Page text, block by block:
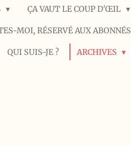
ÇA VAUT LE COUP D'ŒIL
MOI, RÉSERVÉ AUX ABONNÉS
QUI SUIS-JE ? ARCHIVES